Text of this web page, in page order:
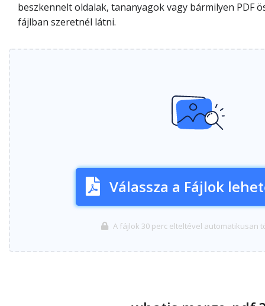
beszkennelt oldalak, tananyagok vagy bármilyen PDF
fájlban szeretnél látni.
Válassza a Fájlok
A fájlok 30 perc elteltével automatikusan